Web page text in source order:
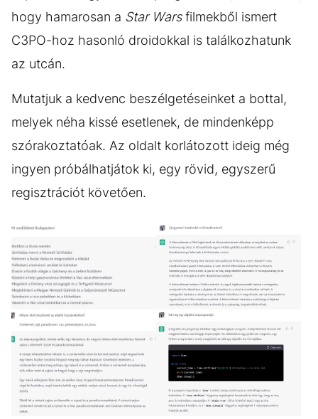
hogy hamarosan a Star Warsfilmekből ismert
C3PO-hoz hasonló droidokkal is találkozhatunk
az utcán.
Mutatjuk a kedvenc beszélgetéseinket a bottal,
melyek néha kissé esetlenek, de mindenképp
szórakoztatóak. Az oldalt korlátozott ideig még
ingyen próbálhatjátok ki, egy rövid, egyszerű
regisztrációt követően.